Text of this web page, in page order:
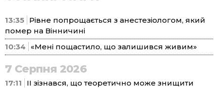
13:35 Рівне попрощається з анестезіологом, який
помер на Вінничині
10:34
«Мені пощастило, що залишився живим»
7 Серпня 2026
17:11
ІІ зізнався, що теоретично може знищити